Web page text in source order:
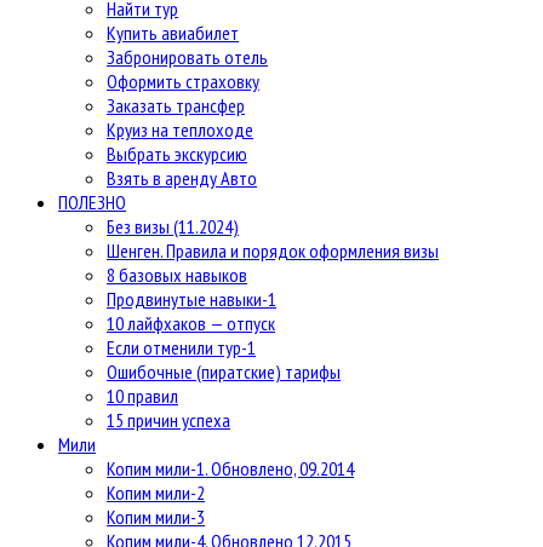
Найти тур
Купить авиабилет
Забронировать отель
Оформить страховку
Заказать трансфер
Круиз на теплоходе
Выбрать экскурсию
Взять в аренду Авто
ПОЛЕЗНО
Без визы (11.2024)
Шенген. Правила и порядок оформления визы
8 базовых навыков
Продвинутые навыки-1
10 лайфхаков — отпуск
Если отменили тур-1
Ошибочные (пиратские) тарифы
10 правил
15 причин успеха
Мили
Копим мили-1. Обновлено, 09.2014
Копим мили-2
Копим мили-3
Копим мили-4. Обновлено 12.2015